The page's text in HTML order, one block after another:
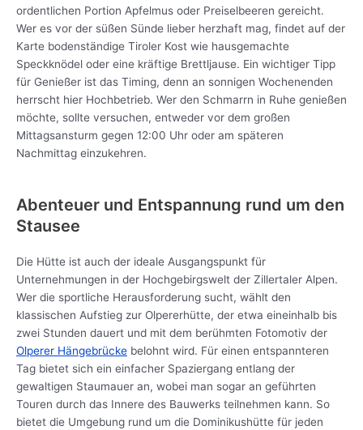
ordentlichen Portion Apfelmus oder Preiselbeeren gereicht.
Wer es vor der süßen Sünde lieber herzhaft mag, findet auf der
Karte bodenständige Tiroler Kost wie hausgemachte
Speckknödel oder eine kräftige Brettljause. Ein wichtiger Tipp
für Genießer ist das Timing, denn an sonnigen Wochenenden
herrscht hier Hochbetrieb. Wer den Schmarrn in Ruhe genießen
möchte, sollte versuchen, entweder vor dem großen
Mittagsansturm gegen 12:00 Uhr oder am späteren
Nachmittag einzukehren.
Abenteuer und Entspannung rund um den
Stausee
Die Hütte ist auch der ideale Ausgangspunkt für
Unternehmungen in der Hochgebirgswelt der Zillertaler Alpen.
Wer die sportliche Herausforderung sucht, wählt den
klassischen Aufstieg zur Olpererhütte, der etwa eineinhalb bis
zwei Stunden dauert und mit dem berühmten Fotomotiv der
Olperer Hängebrücke belohnt wird. Für einen entspannteren
Tag bietet sich ein einfacher Spaziergang entlang der
gewaltigen Staumauer an, wobei man sogar an geführten
Touren durch das Innere des Bauwerks teilnehmen kann. So
bietet die Umgebung rund um die Dominikushütte für jeden